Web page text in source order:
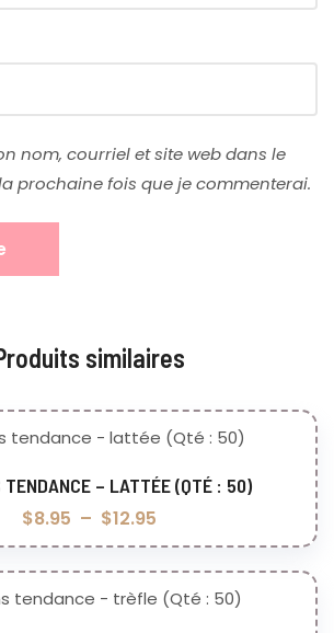
nom, courriel et site web dans le
prochaine fois que je commenterai.
similaires
Choix des options
TENDANCE – LATTÉE (QTÉ : 50)
$8.95 – $12.95